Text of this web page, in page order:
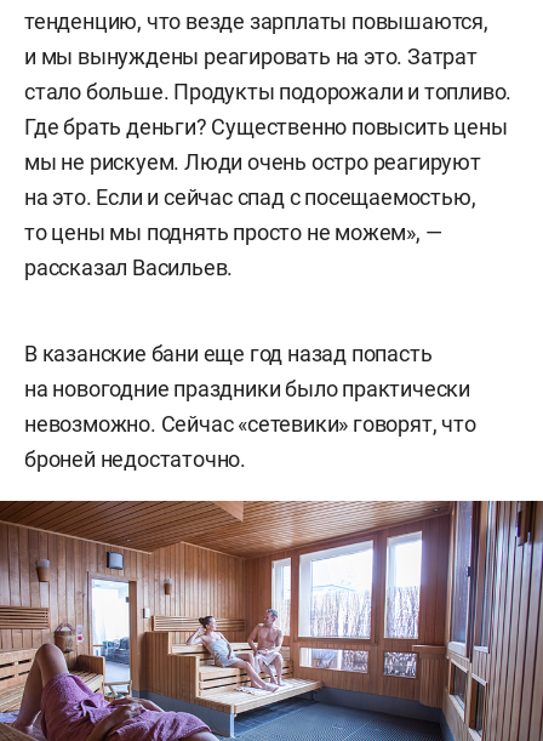
тенденцию, что везде зарплаты повышаются,
и мы вынуждены реагировать на это. Затрат
стало больше. Продукты подорожали и топливо.
Где брать деньги? Существенно повысить цены
мы не рискуем. Люди очень остро реагируют
на это. Если и сейчас спад с посещаемостью,
то цены мы поднять просто не можем», —
рассказал Васильев.
В казанские бани еще год назад попасть
на новогодние праздники было практически
невозможно. Сейчас «сетевики» говорят, что
броней недостаточно.